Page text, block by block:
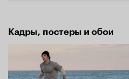
Кадры, постеры и обои